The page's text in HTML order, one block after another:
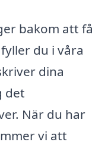
bakom att få
du i våra
dina
det
När du har
vi att